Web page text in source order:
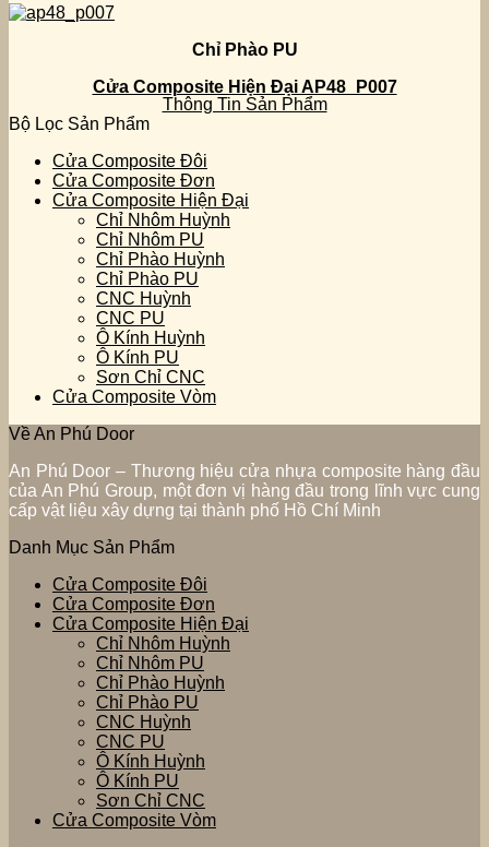
Chỉ Phào PU
Cửa Composite Hiện Đại AP48_P007
Thông Tin Sản Phẩm
Bộ Lọc Sản Phẩm
Cửa Composite Đôi
Cửa Composite Đơn
Cửa Composite Hiện Đại
Chỉ Nhôm Huỳnh
Chỉ Nhôm PU
Chỉ Phào Huỳnh
Chỉ Phào PU
CNC Huỳnh
CNC PU
Ô Kính Huỳnh
Ô Kính PU
Sơn Chỉ CNC
Cửa Composite Vòm
Về An Phú Door
An Phú Door – Thương hiệu cửa nhựa composite hàng đầu
của An Phú Group, một đơn vị hàng đầu trong lĩnh vực cung
cấp vật liệu xây dựng tại thành phố Hồ Chí Minh
Danh Mục Sản Phẩm
Cửa Composite Đôi
Cửa Composite Đơn
Cửa Composite Hiện Đại
Chỉ Nhôm Huỳnh
Chỉ Nhôm PU
Chỉ Phào Huỳnh
Chỉ Phào PU
CNC Huỳnh
CNC PU
Ô Kính Huỳnh
Ô Kính PU
Sơn Chỉ CNC
Cửa Composite Vòm